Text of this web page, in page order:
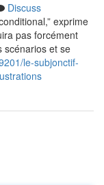
Discuss
exprime
pas forcément
scénarios et se
le-subjonctif-